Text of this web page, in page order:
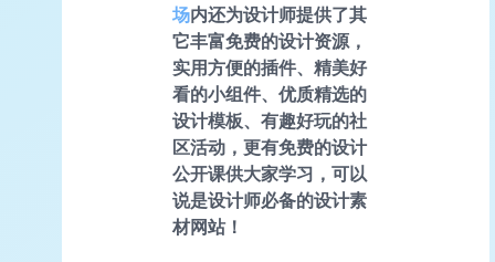
场内还为设计师提供了其
它丰富免费的设计资源，
实用方便的插件、精美好
看的小组件、优质精选的
设计模板、有趣好玩的社
区活动，更有免费的设计
公开课供大家学习，可以
说是设计师必备的设计素
材网站！